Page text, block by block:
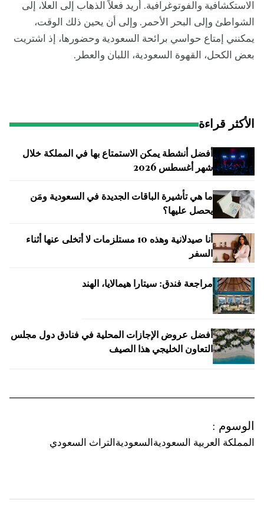
الاستكشافية والفوتوغرافية. أريد فعلاً الذهاب إلى العلا، إلى
الشواطئ وإلى البحر الأحمر. وإلى أن يحين ذلك الوقت،
يمكنني إمتاع حواسي برائحة السعودية وحضورها، إذ اشتريت
بعض الكحل، القهوة السعودية، اللبان والعطر.
الأكثر قراءة
أفضل أنشطة يمكن الاستمتاع بها في المملكة خلال
شهر أغسطس 2026
ما هي تأشيرة الباقات الجديدة في السعودية ومَن
يحصل عليها؟
أنا صيدلانية وهذه 10 مستلزمات لا أتخلى عنها أثناء
السفر
مراجعة فندق: سيتارا هيمالايا، الهند
أفضل عروض الإجازات المحلية في فنادق دول مجلس
التعاون الخليجي هذا الصيف
الوسوم :
المملكة العربية السعودية السعودية التراث السعودي